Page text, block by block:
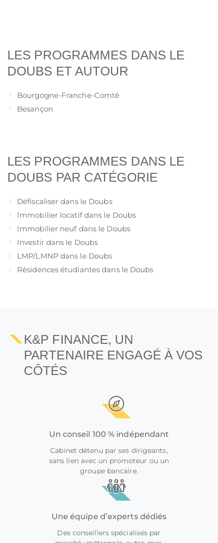
LES PROGRAMMES DANS LE
DOUBS ET AUTOUR
Bourgogne-Franche-Comté
Besançon
LES PROGRAMMES DANS LE
DOUBS PAR CATÉGORIE
Défiscaliser dans le Doubs
Immobilier locatif dans le Doubs
Immobilier neuf dans le Doubs
Investir dans le Doubs
LMP/LMNP dans le Doubs
Résidences étudiantes dans le Doubs
K&P FINANCE, UN
PARTENAIRE ENGAGÉ À VOS
CÔTÉS
Un conseil 100 % indépendant
Cabinet détenu par ses dirigeants,
sans lien avec un promoteur ou un
groupe bancaire.
Une équipe d’experts dédiés
Des conseillers spécialisés par